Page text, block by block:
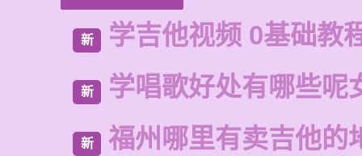
新 学吉他视频 0基础教
新 学唱歌好处有哪些呢
新 福州哪里有卖吉他的